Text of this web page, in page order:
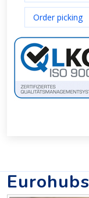
Order picking
Eurohubs